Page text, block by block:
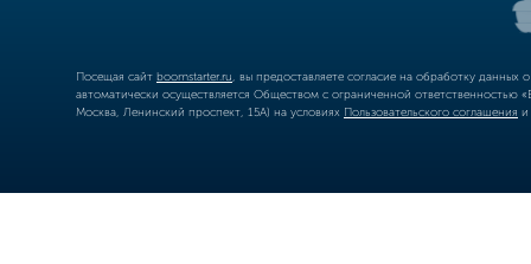
Посещая сайт boomstarter.ru , вы предоставляете согласие на обработку
автоматически осуществляется Обществом с ограниченной
Москва, Ленинский проспект, 15А) на условиях Пользовательского соглашения и